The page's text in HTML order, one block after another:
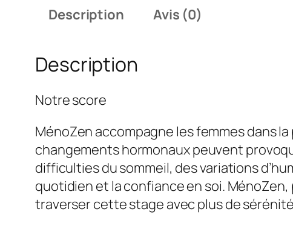
Description
Avis (0)
Description
Notre score
MénoZen accompagne les femmes dans
changements hormonaux peuvent
difficulties du sommeil, des variations
quotidien et la confiance en soi.
traverser cette stage avec plus de